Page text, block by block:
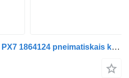
DAF Airco compressor PX7 1864124 pneimatiskais kompresors paredzēts kravas automašīnas